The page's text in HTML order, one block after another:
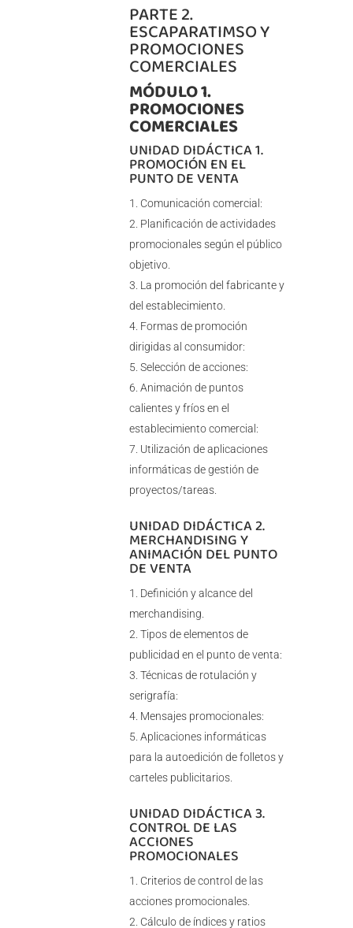
PARTE 2.
ESCAPARATIMSO Y
PROMOCIONES
COMERCIALES
MÓDULO 1.
PROMOCIONES
COMERCIALES
UNIDAD DIDÁCTICA 1.
PROMOCIÓN EN EL
PUNTO DE VENTA
Comunicación comercial:
Planificación de actividades
promocionales según el público
objetivo.
La promoción del fabricante y
del establecimiento.
Formas de promoción
dirigidas al consumidor:
Selección de acciones:
Animación de puntos
calientes y fríos en el
establecimiento comercial:
Utilización de aplicaciones
informáticas de gestión de
proyectos/tareas.
UNIDAD DIDÁCTICA 2.
MERCHANDISING Y
ANIMACIÓN DEL PUNTO
DE VENTA
Definición y alcance del
merchandising.
Tipos de elementos de
publicidad en el punto de venta:
Técnicas de rotulación y
serigrafía:
Mensajes promocionales:
Aplicaciones informáticas
para la autoedición de folletos y
carteles publicitarios.
UNIDAD DIDÁCTICA 3.
CONTROL DE LAS
ACCIONES
PROMOCIONALES
Criterios de control de las
acciones promocionales.
Cálculo de índices y ratios